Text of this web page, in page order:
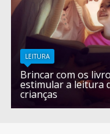
LEITURA
Brincar com os
estimular a leitura
crianças